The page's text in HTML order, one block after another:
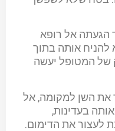
הגעתה אל רופא
להניח אותה בתוך
של המטופל יעשה
את השן למקומה, אל
בעדינות,
לעצור את הדימום.